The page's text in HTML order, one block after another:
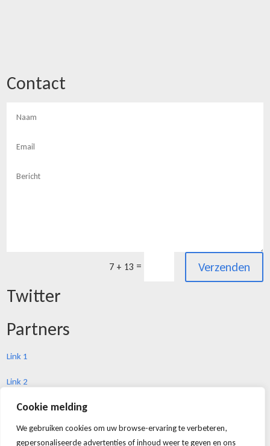
Cookie melding
We gebruiken cookies om uw browse-ervaring te verbeteren,
gepersonaliseerde advertenties of inhoud weer te geven en ons
Contact
7 + 13 = Verzenden
Twitter
Partners
Link 1
Link 2
Link 3
Webshop